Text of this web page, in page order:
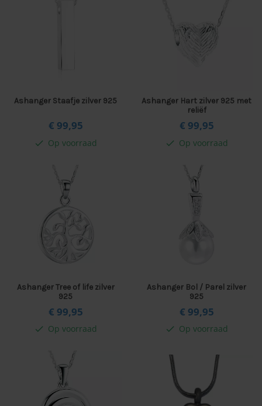
Ashanger Staafje zilver 925
€ 99,95
check Op voorraad
Ashanger Hart zilver 925 met
reliëf
€ 99,95
check Op voorraad
Ashanger Tree of life zilver
925
€ 99,95
check Op voorraad
Ashanger Bol / Parel zilver
925
€ 99,95
check Op voorraad